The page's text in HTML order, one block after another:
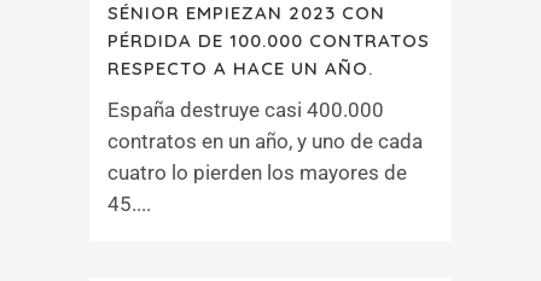
SÉNIOR EMPIEZAN 2023 CON
PÉRDIDA DE 100.000 CONTRATOS
RESPECTO A HACE UN AÑO.
España destruye casi 400.000
contratos en un año, y uno de cada
cuatro lo pierden los mayores de
45....